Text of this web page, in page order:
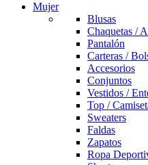
Mujer
Blusas
Chaquetas /
Pantalón
Carteras /
Accesorios
Conjuntos
Vestidos /
Top /
Sweaters
Faldas
Zapatos
Ropa